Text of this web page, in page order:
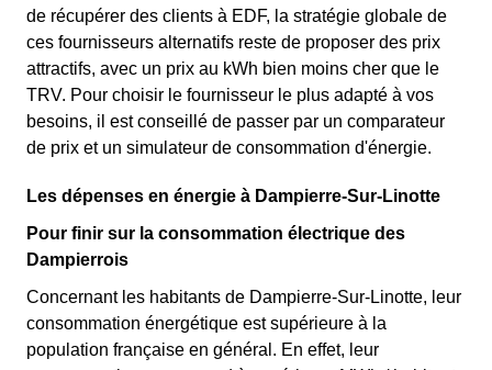
de récupérer des clients à EDF, la stratégie globale de
ces fournisseurs alternatifs reste de proposer des prix
attractifs, avec un prix au kWh bien moins cher que le
TRV. Pour choisir le fournisseur le plus adapté à vos
besoins, il est conseillé de passer par un comparateur
de prix et un simulateur de consommation d'énergie.
Les dépenses en énergie à Dampierre-Sur-Linotte
Pour finir sur la consommation électrique des
Dampierrois
Concernant les habitants de Dampierre-Sur-Linotte, leur
consommation énergétique est supérieure à la
population française en général. En effet, leur